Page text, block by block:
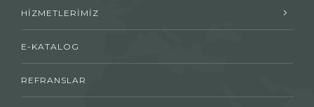
HİZMETLERİMİZ
E-KATALOG
REFRANSLAR